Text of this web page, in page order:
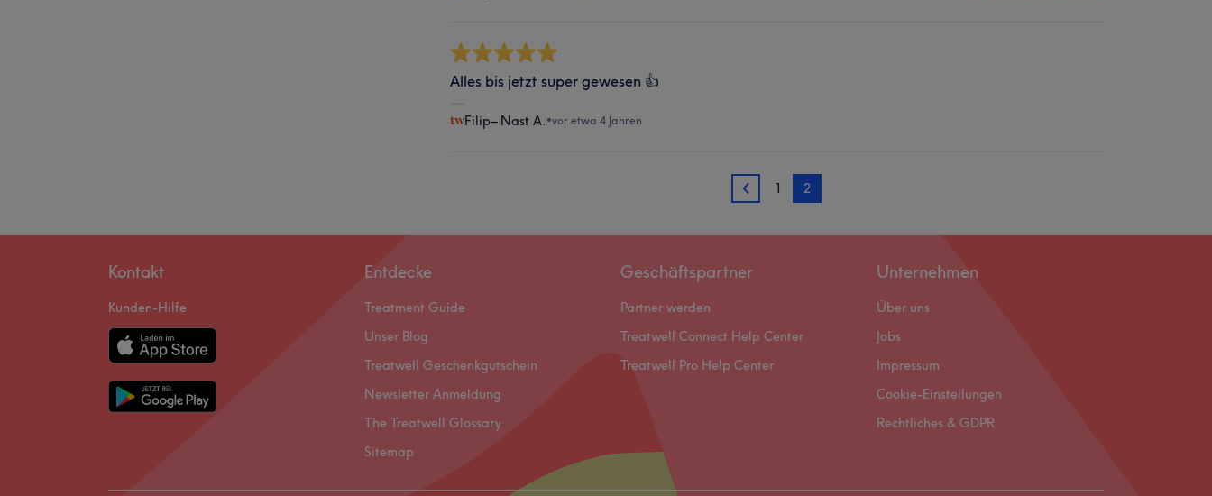
Alles bis jetzt super gewesen 👍
Filip– Nast A. •vor etwa 4 Jahren
1 1 2
Kontakt
Kunden-Hilfe
Entdecke
Treatment Guide
Unser Blog
Treatwell Geschenkgutschein
Newsletter Anmeldung
The Treatwell Glossary
Sitemap
Geschäftspartner
Partner werden
Treatwell Connect Help Center
Treatwell Pro Help Center
Unternehmen
Über uns
Jobs
Impressum
Cookie-Einstellungen
Rechtliches & GDPR